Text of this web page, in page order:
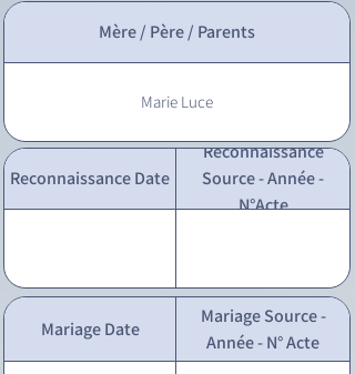
Mère / Père / Parents
Marie Luce
Reconnaissance Date
Reconnaissance
Source - Année -
N°Acte
Mariage Date
Mariage Source -
Année - N° Acte